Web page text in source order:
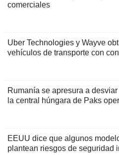
comerciales
Uber Technologies y Wayve
vehículos de transporte con
Rumanía se apresura a
la central húngara de Paks
EEUU dice que algunos
plantean riesgos de seguridad